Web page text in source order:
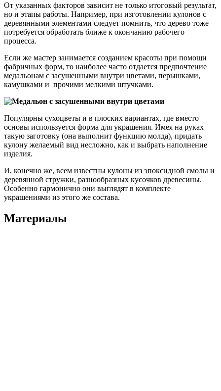
От указанных факторов зависит не только итоговый результат,
но и этапы работы. Например, при изготовлении кулонов с
деревянными элементами следует помнить, что дерево тоже
потребуется обработать ближе к окончанию рабочего
процесса.
Если же мастер занимается созданием красоты при помощи
фабричных форм, то наиболее часто отдается предпочтение
медальонам с засушенными внутри цветами, перышками,
камушками и прочими мелкими штучками.
Популярны сухоцветы и в плоских вариантах, где вместо
основы используется форма для украшения. Имея на руках
такую заготовку (она выполнит функцию молда), придать
кулону желаемый вид несложно, как и выбрать наполнение
изделия.
И, конечно же, всем известны кулоны из эпоксидной смолы и
деревянной стружки, разнообразных кусочков древесины.
Особенно гармонично они выглядят в комплекте
украшениями из этого же состава.
Материалы